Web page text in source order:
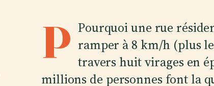
P Pourquoi une rue
ramper à 8 km/h (plus
travers huit virages en
millions de personnes font la